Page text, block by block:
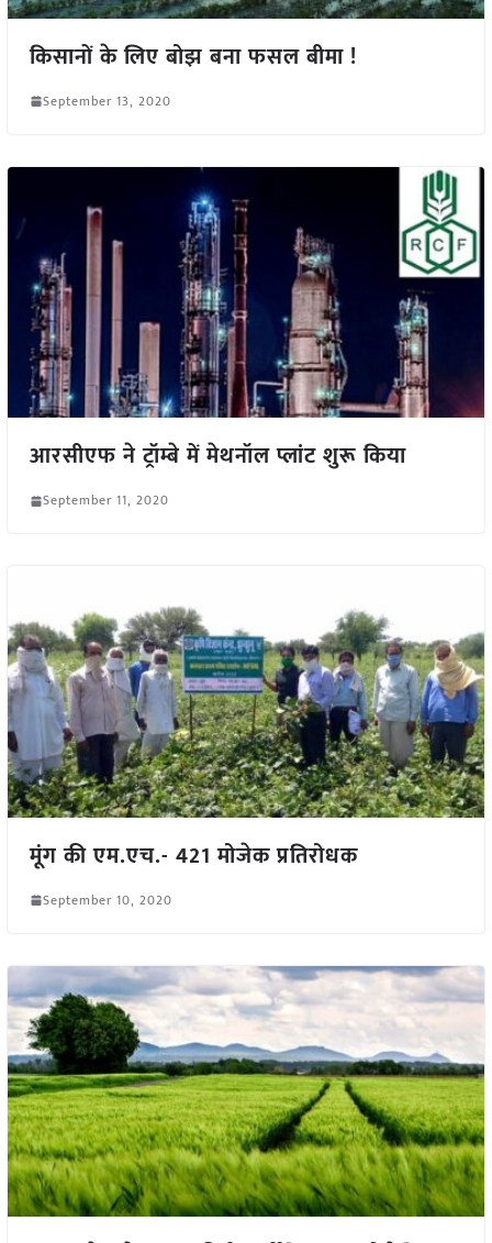
किसानों के लिए बोझ बना फसल बीमा !
September 13, 2020
आरसीएफ ने ट्रॉम्बे में मेथनॉल प्लांट शुरू किया
September 11, 2020
मूंग की एम.एच.- 421 मोजेक प्रतिरोधक
September 10, 2020